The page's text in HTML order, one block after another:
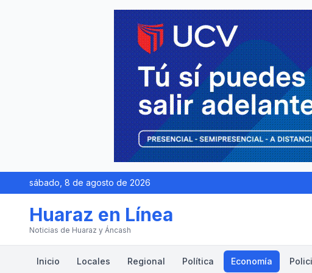
sábado, 8 de agosto de 2026
Huaraz en Línea
Noticias de Huaraz y Áncash
Inicio Locales Regional Política Economía